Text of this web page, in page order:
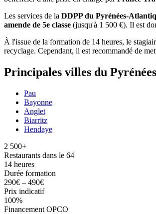
Les services de la DDPP du Pyrénées-
amende de 5e classe (jusqu'à 1 500 €). Il est
À l'issue de la formation de 14 heures, le
recyclage. Cependant, il est recommandé de
Principales villes du
Pau
Bayonne
Anglet
Biarritz
Hendaye
2 500+
Restaurants dans le 64
14 heures
Durée formation
290€ – 490€
Prix indicatif
100%
Financement OPCO